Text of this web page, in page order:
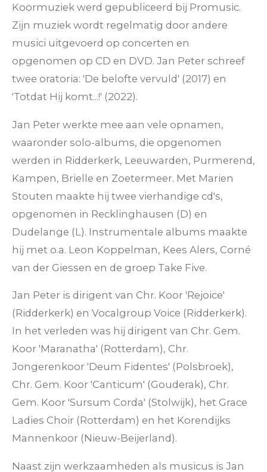
Koormuziek werd gepubliceerd bij Promusic.
Zijn muziek wordt regelmatig door andere
musici uitgevoerd op concerten en
opgenomen op CD en DVD. Jan Peter schreef
twee oratoria: 'De belofte vervuld' (2017) en
'Totdat Hij komt...!' (2022).
Jan Peter werkte mee aan vele opnamen,
waaronder solo-albums, die opgenomen
werden in Ridderkerk, Leeuwarden, Purmerend,
Kampen, Brielle en Zoetermeer. Met Marien
Stouten maakte hij twee vierhandige cd's,
opgenomen in Recklinghausen (D) en
Dudelange (L). Instrumentale albums maakte
hij met o.a. Leon Koppelman, Kees Alers, Corné
van der Giessen en de groep Take Five.
Jan Peter is dirigent van Chr. Koor 'Rejoice'
(Ridderkerk) en Vocalgroup Voice (Ridderkerk).
In het verleden was hij dirigent van Chr. Gem.
Koor 'Maranatha' (Rotterdam), Chr.
Jongerenkoor 'Deum Fidentes' (Polsbroek),
Chr. Gem. Koor 'Canticum' (Gouderak), Chr.
Gem. Koor 'Sursum Corda' (Stolwijk), het Grace
Ladies Choir (Rotterdam) en het Korendijks
Mannenkoor (Nieuw-Beijerland).
Naast zijn werkzaamheden als musicus is Jan